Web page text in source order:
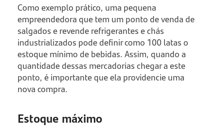
Como exemplo prático, uma pequena
empreendedora que tem um ponto de venda de
salgados e revende refrigerantes e chás
industrializados pode definir como 100 latas o
estoque mínimo de bebidas. Assim, quando a
quantidade dessas mercadorias chegar a este
ponto, é importante que ela providencie uma
nova compra.
Estoque máximo